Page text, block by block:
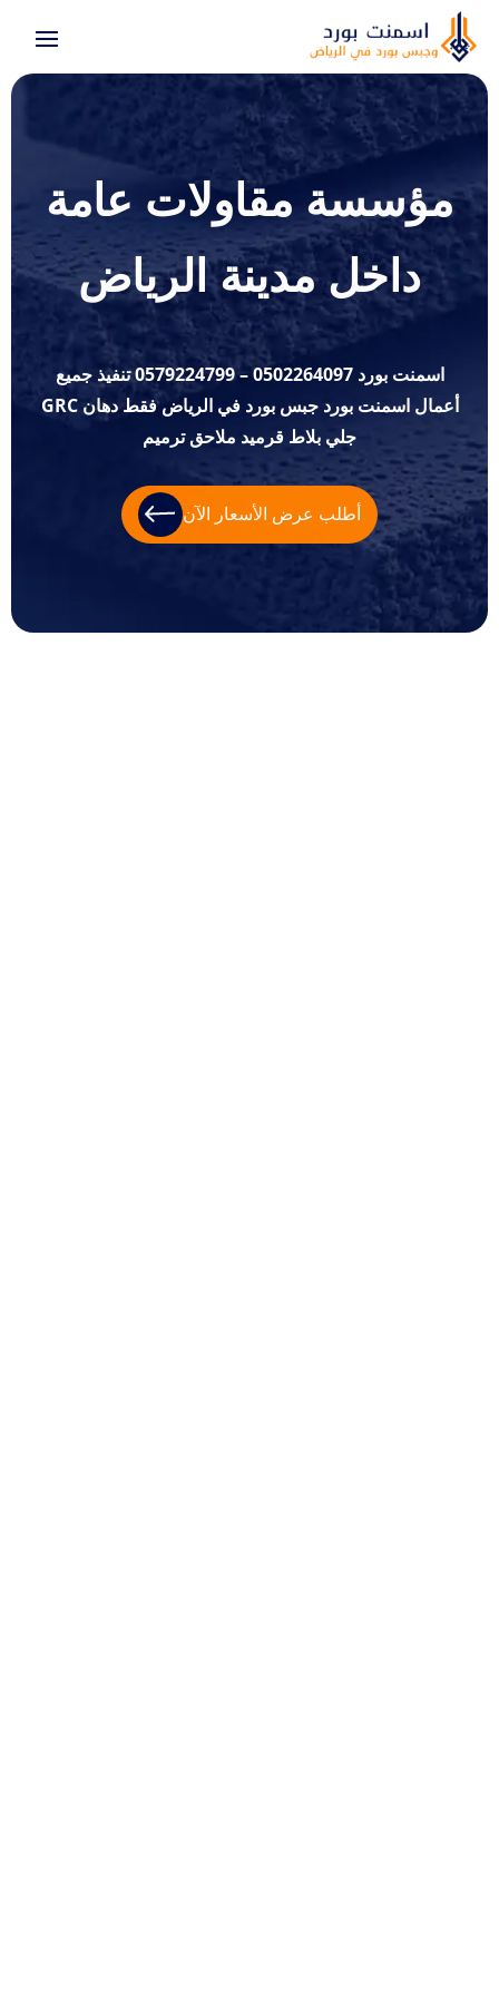
مؤسسة مقاولات عامة
داخل مدينة الرياض
اسمنت بورد 0502264097 – 0579224799 تنفيذ جميع
أعمال اسمنت بورد جبس بورد في الرياض فقط دهان GRC
جلي بلاط قرميد ملاحق ترميم
أطلب عرض الأسعار الآن